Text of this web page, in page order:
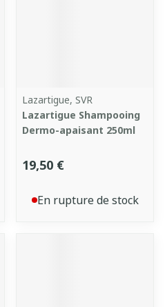
Lazartigue, SVR
Lazartigue Shampooing
Dermo-apaisant 250ml
19,50 €
En rupture de stock